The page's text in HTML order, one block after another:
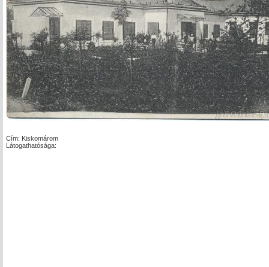
Cím: Kiskomárom
Látogathatósága: